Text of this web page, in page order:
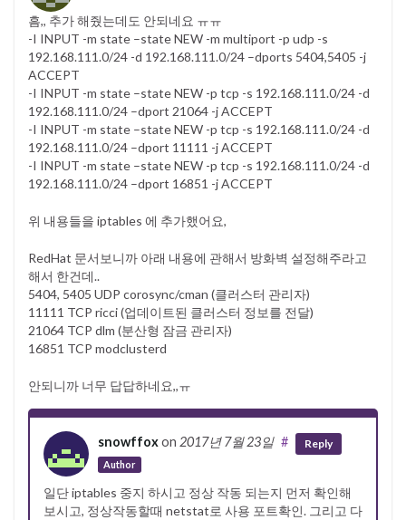
흠,, 추가 해줬는데도 안되네요 ㅠㅠ
-I INPUT -m state –state NEW -m multiport -p udp -s
192.168.111.0/24 -d 192.168.111.0/24 –dports 5404,5405 -j
ACCEPT
-I INPUT -m state –state NEW -p tcp -s 192.168.111.0/24 -d
192.168.111.0/24 –dport 21064 -j ACCEPT
-I INPUT -m state –state NEW -p tcp -s 192.168.111.0/24 -d
192.168.111.0/24 –dport 11111 -j ACCEPT
-I INPUT -m state –state NEW -p tcp -s 192.168.111.0/24 -d
192.168.111.0/24 –dport 16851 -j ACCEPT
위 내용들을 iptables 에 추가했어요,
RedHat 문서보니까 아래 내용에 관해서 방화벽 설정해주라고
해서 한건데..
5404, 5405 UDP corosync/cman (클러스터 관리자)
11111 TCP ricci (업데이트된 클러스터 정보를 전달)
21064 TCP dlm (분산형 잠금 관리자)
16851 TCP modclusterd
안되니까 너무 답답하네요,,ㅠ
snowffoxon 2017년 7월 23일
Author
# Reply
일단 iptables 중지 하시고 정상 작동 되는지 먼저 확인해
보시고, 정상작동할때 netstat로 사용 포트확인. 그리고 다